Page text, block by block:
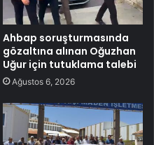
Ahbap soruşturmasında
gözaltına alınan Oğuzhan
Uğur için tutuklama talebi
Ağustos 6, 2026